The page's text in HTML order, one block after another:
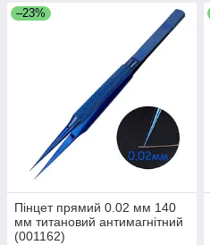
–23%
Пінцет прямий 0.02 мм 140
мм титановий антимагнітний
(001162)